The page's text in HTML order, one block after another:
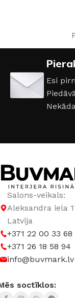
Esi
Salons-veikals:
Aleksandra iela
Latvija
+371 22 00 33 68
+371 26 18 58 94
info@buvmark.lv
soctīklos: